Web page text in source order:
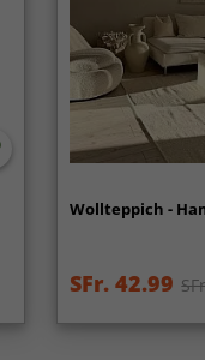
Wollteppich -
SFr. 42.99